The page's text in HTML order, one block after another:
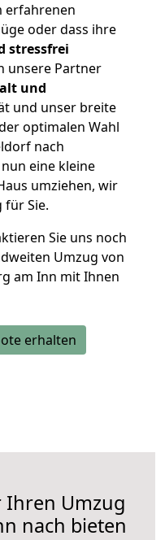
erfahrenen
oder dass ihre
stressfrei
unsere Partner
und
und unser breite
optimalen Wahl
nach
eine kleine
umziehen, wir
für Sie.
Sie uns noch
Umzug von
am Inn mit Ihnen
erhalten
Umzug
nach bieten